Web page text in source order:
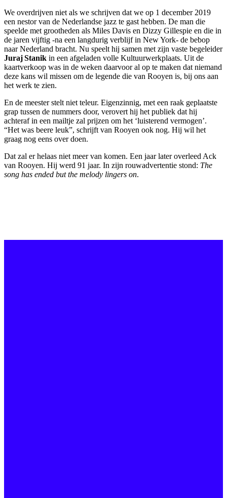
We overdrijven niet als we schrijven dat we op 1 december 2019
een nestor van de Nederlandse jazz te gast hebben. De man die
speelde met grootheden als Miles Davis en Dizzy Gillespie en die in
de jaren vijftig -na een langdurig verblijf in New York- de bebop
naar Nederland bracht. Nu speelt hij samen met zijn vaste begeleider
Juraj Stanikin een afgeladen volle Kultuurwerkplaats. Uit de
kaartverkoop was in de weken daarvoor al op te maken dat niemand
deze kans wil missen om de legende die van Rooyen is, bij ons aan
het werk te zien.
En de meester stelt niet teleur. Eigenzinnig, met een raak geplaatste
grap tussen de nummers door, verovert hij het publiek dat hij
achteraf in een mailtje zal prijzen om het ‘luisterend vermogen’.
“Het was beere leuk”, schrijft van Rooyen ook nog. Hij wil het
graag nog eens over doen.
Dat zal er helaas niet meer van komen. Een jaar later overleed Ack
van Rooyen. Hij werd 91 jaar. In zijn rouwadvertentie stond: The
song has ended but the melody lingers on.